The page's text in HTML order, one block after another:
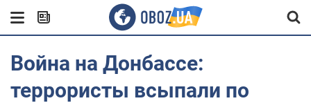
Война на Донбассе:
террористы всыпали по